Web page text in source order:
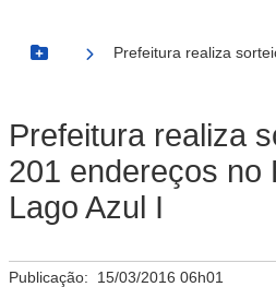
Botão Menu
Prefeitura realiza
Prefeitura realiza
201 endereços no
Lago Azul I
Publicação: 15/03/2016 06h01